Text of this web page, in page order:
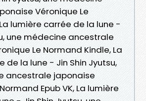
Véronique Le
lumière carrée de la lune -
une médecine ancestrale
Le Normand Kindle, La
de la lune - Jin Shin Jyutsu,
ancestrale japonaise
Epub VK, La lumière